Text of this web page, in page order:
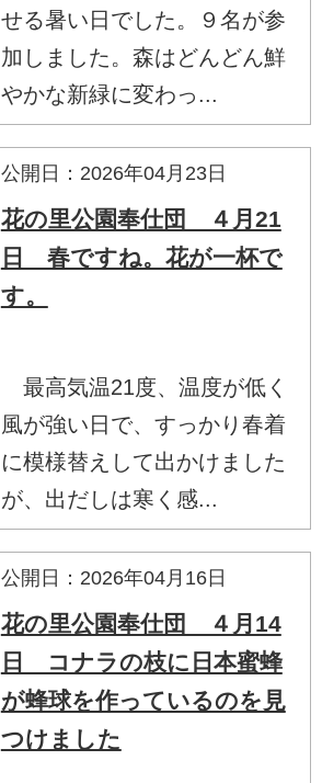
せる暑い日でした。９名が参
加しました。森はどんどん鮮
やかな新緑に変わっ...
公開日：2026年04月23日
花の里公園奉仕団 ４月21
日 春ですね。花が一杯で
す。
最高気温21度、温度が低く
風が強い日で、すっかり春着
に模様替えして出かけました
が、出だしは寒く感...
公開日：2026年04月16日
花の里公園奉仕団 ４月14
日 コナラの枝に日本蜜蜂
が蜂球を作っているのを見
つけました